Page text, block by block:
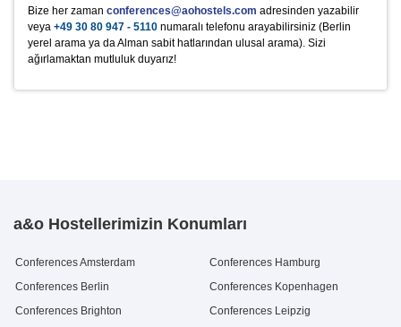
Kaution € 200,-)
1 25 €
Pepsi Cola
0,5 l Flasche
2.2 €
Mirinda
0,5 l Flasche
2.9 €
7up
0,5 l Flasche
2.9 €
Schwip Schwap
0,5 l Flasche
Dänische Butterkekse
500g Dose
9.5 €
Saltletts Snackmix
250g Packung
3 €
Blechkuchen
Stück 2.5 €
Bize her zaman conferences@aohostels.com adresinden yazabilir
veya +49 30 80 947 - 5110 numaralı telefonu arayabilirsiniz (Berlin
yerel arama ya da Alman sabit hatlarından ulusal arama). Sizi
ağırlamaktan mutluluk duyarız!
a&o Hostellerimizin Konumları
Conferences Amsterdam
Conferences Berlin
Conferences Brighton
Conferences Hamburg
Conferences Kopenhagen
Conferences Leipzig